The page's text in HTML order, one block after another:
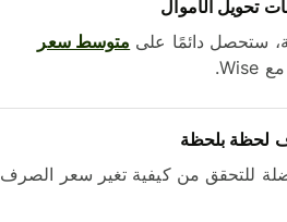
تحويل الأموال
ستحصل دائمًا على متوسط ​​سعر
مع Wise.
لحظة بلحظة
للتحقق من كيفية تغير سعر الصرف